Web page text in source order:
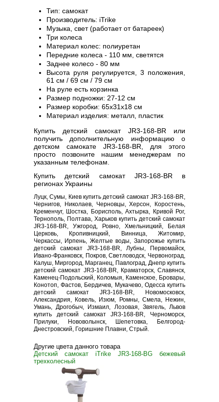
Тип: самокат
Производитель: iTrike
Музыка, свет (работает от батареек)
Три колеса
Материал колес: полиуретан
Передние колеса - 110 мм, светятся
Заднее колесо - 80 мм
Высота руля регулируется, 3 положения,
61 см / 69 см / 79 см
На руле есть корзинка
Размер подножки: 27-12 см
Размер коробки: 65х31х18 см
Материал изделия: металл, пластик
Купить детский самокат JR3-168-BR или
получить дополнительную информацию о
детском самокате JR3-168-BR, для этого
просто позвоните нашим менеджерам по
указанным телефонам.
Купить детский самокат JR3-168-BR в
регионах Украины
Луцк, Сумы, Киев купить детский самокат JR3-168-BR,
Чернигов, Николаев, Черновцы, Херсон, Коростень,
Кременчуг, Шостка, Борисполь, Ахтырка, Кривой Рог,
Тернополь, Полтава, Харьков купить детский самокат
JR3-168-BR, Ужгород, Ровно, Хмельницкий, Белая
Церковь, Кропивницкий, Винница, Житомир,
Черкассы, Ирпень, Желтые воды, Запорожье купить
детский самокат JR3-168-BR, Лубны, Первомайск,
Ивано-Франковск, Покров, Светловодск, Червоноград,
Калуш, Миргород, Марганец, Павлоград, Днепр купить
детский самокат JR3-168-BR, Краматорск, Славянск,
Каменец-Подольский, Коломыя, Каменское, Бровары,
Конотоп, Фастов, Бердичев, Мукачево, Одесса купить
детский самокат JR3-168-BR, Новомосковск,
Александрия, Ковель, Изюм, Ромны, Смела, Нежин,
Умань, Дрогобыч, Измаил, Лозовая, Звягель, Львов
купить детский самокат JR3-168-BR, Черноморск,
Прилуки, Нововолынск, Шепетовка, Белгород-
Днестровский, Горишние Плавни, Стрый.
Другие цвета данного товара
Детский самокат iTrike JR3-168-BG бежевый
трехколесный